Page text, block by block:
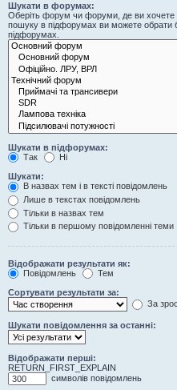
Шукати в форумах:
Оберіть форум чи форуми, де ви хочете
пошуку в підфорумах ви можете обрати
підфорумах.
Шукати в підфорумах:
Так
Ні
Шукати:
В назвах тем і в тексті повідомлень
Лише в текстах повідомлень
Тільки в назвах тем
Тільки в першому повідомленні теми
Відображати результати як:
Повідомлень
Тем
Сортувати результати за:
За
Шукати повідомлення за останні:
Відображати перші:
RETURN_FIRST_EXPLAIN
символів повідомлень